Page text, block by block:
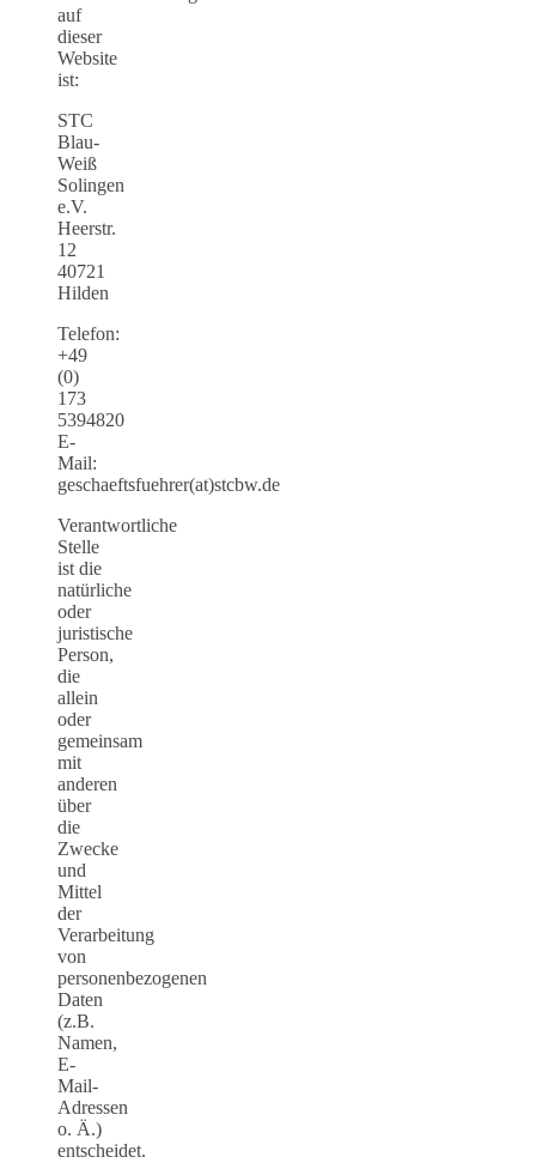
auf
dieser
Website
ist:
STC
Blau-
Weiß
Solingen
e.V.
Heerstr.
12
40721
Hilden
Telefon:
+49
(0)
173
5394820
E-
Mail:
geschaeftsfuehrer(at)stcbw.de
Verantwortliche
Stelle
ist die
natürliche
oder
juristische
Person,
die
allein
oder
gemeinsam
mit
anderen
über
die
Zwecke
und
Mittel
der
Verarbeitung
von
personenbezogenen
Daten
(z.B.
Namen,
E-
Mail-
Adressen
o. Ä.)
entscheidet.